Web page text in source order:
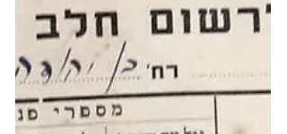
הצריף - שימור הקולינריה הישראלית